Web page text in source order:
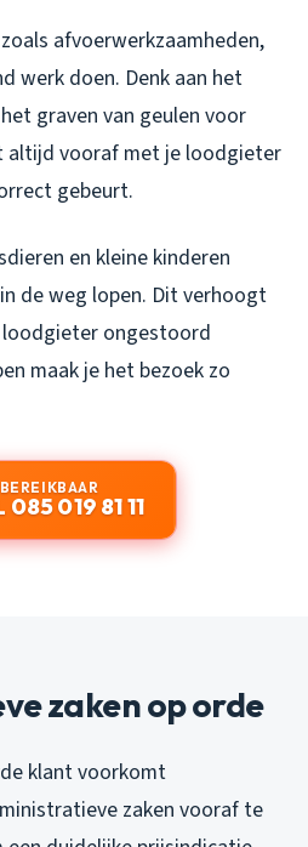
afvoerwerkzaamheden,
werk doen. Denk aan het
graven van geulen voor
altijd vooraf met je loodgieter
gebeurt.
en kleine kinderen
de weg lopen. Dit verhoogt
ongestoord
maak je het bezoek zo
085 019 81 11
zaken op orde
klant voorkomt
zaken vooraf te